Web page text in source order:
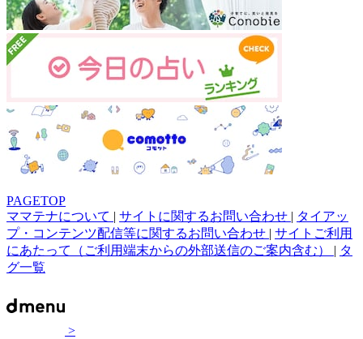
PAGETOP
ママテナについて | サイトに関するお問い合わせ | タイアッ
プ・コンテンツ配信等に関するお問い合わせ | サイトご利用
にあたって（ご利用端末からの外部送信のご案内含む） | タ
グ一覧
>